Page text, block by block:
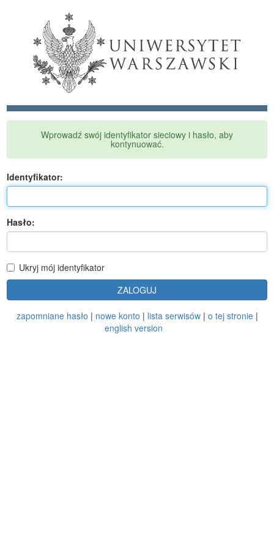
Wprowadź swój identyfikator sieciowy i hasło, aby
kontynuować.
Identyfikator:
Hasło:
Ukryj mój identyfikator
ZALOGUJ
zapomniane hasło | nowe konto | lista serwisów| o tej stronie|
english version